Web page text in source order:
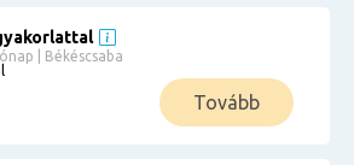
| Békéscsaba
Tovább